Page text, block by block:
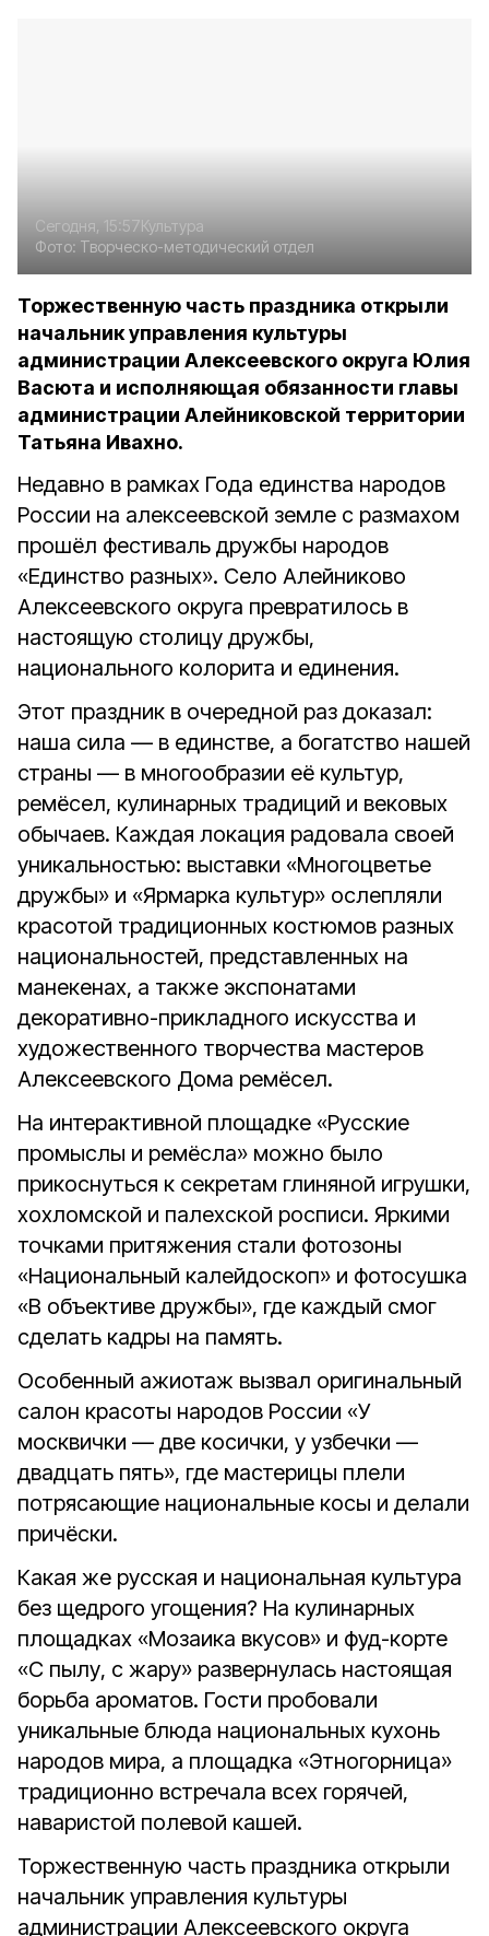
Сегодня, 15:57Культура
Фото: Творческо-методический отдел
Торжественную часть праздника открыли
начальник управления культуры
администрации Алексеевского округа Юлия
Васюта и исполняющая обязанности главы
администрации Алейниковской территории
Татьяна Ивахно.
Недавно в рамках Года единства народов
России на алексеевской земле с размахом
прошёл фестиваль дружбы народов
«Единство разных». Село Алейниково
Алексеевского округа превратилось в
настоящую столицу дружбы,
национального колорита и единения.
Этот праздник в очередной раз доказал:
наша сила — в единстве, а богатство нашей
страны — в многообразии её культур,
ремёсел, кулинарных традиций и вековых
обычаев. Каждая локация радовала своей
уникальностью: выставки «Многоцветье
дружбы» и «Ярмарка культур» ослепляли
красотой традиционных костюмов разных
национальностей, представленных на
манекенах, а также экспонатами
декоративно-прикладного искусства и
художественного творчества мастеров
Алексеевского Дома ремёсел.
На интерактивной площадке «Русские
промыслы и ремёсла» можно было
прикоснуться к секретам глиняной игрушки,
хохломской и палехской росписи. Яркими
точками притяжения стали фотозоны
«Национальный калейдоскоп» и фотосушка
«В объективе дружбы», где каждый смог
сделать кадры на память.
Особенный ажиотаж вызвал оригинальный
салон красоты народов России «У
москвички — две косички, у узбечки —
двадцать пять», где мастерицы плели
потрясающие национальные косы и делали
причёски.
Какая же русская и национальная культура
без щедрого угощения? На кулинарных
площадках «Мозаика вкусов» и фуд-корте
«С пылу, с жару» развернулась настоящая
борьба ароматов. Гости пробовали
уникальные блюда национальных кухонь
народов мира, а площадка «Этногорница»
традиционно встречала всех горячей,
наваристой полевой кашей.
Торжественную часть праздника открыли
начальник управления культуры
администрации Алексеевского округа